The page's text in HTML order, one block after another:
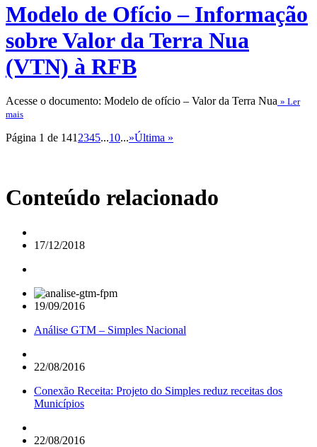
Modelo de Ofício – Informação
sobre Valor da Terra Nua
(VTN) à RFB
Acesse o documento: Modelo de ofício – Valor da Terra Nua » Ler
mais
Página 1 de 141 2345...10...»Última »
Conteúdo relacionado
17/12/2018
19/09/2016
Análise GTM – Simples Nacional
22/08/2016
Conexão Receita: Projeto do Simples reduz receitas dos
Municípios
22/08/2016